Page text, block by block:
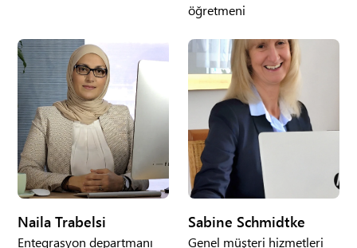
öğretmeni
Naila Trabelsi
Entegrasyon departmanı
Sabine Schmidtke
Genel müşteri hizmetleri